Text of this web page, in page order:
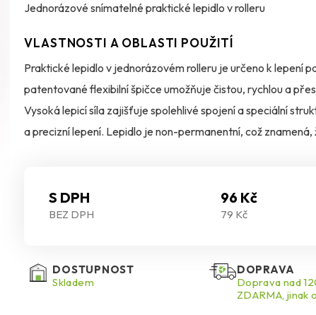
Jednorázové snímatelné praktické lepidlo v rolleru
VLASTNOSTI A OBLASTI POUŽITÍ
Praktické lepidlo v jednorázovém rolleru je určeno k lepení
patentované flexibilní špičce umožňuje čistou, rychlou a
Vysoká lepicí síla zajišťuje spolehlivé spojení a speciální
a precizní lepení. Lepidlo je non-permanentní, což
sejmout a znovu nalepit, aniž by zůstaly stopy.
S DPH 96 Kč
BEZ DPH 79 Kč
DOSTUPNOST
Skladem
DOPRAVA
Doprava nad
ZDARMA, jinak